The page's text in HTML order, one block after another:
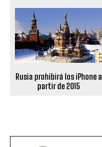
Rusia prohibirá los iPhone a
partir de 2015